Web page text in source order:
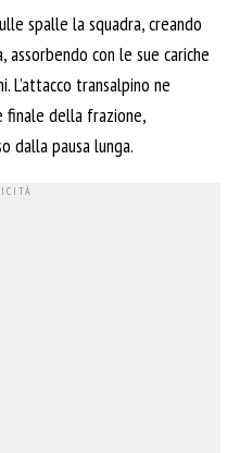
spalle la squadra, creando
con le sue cariche
transalpino ne
finale della frazione,
dalla pausa lunga.